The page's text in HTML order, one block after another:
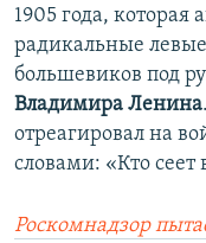
1905 года, которая
радикальные
большевиков под
Владимира Ленина
отреагировал на
словами: «Кто сеет
Роскомнадзор